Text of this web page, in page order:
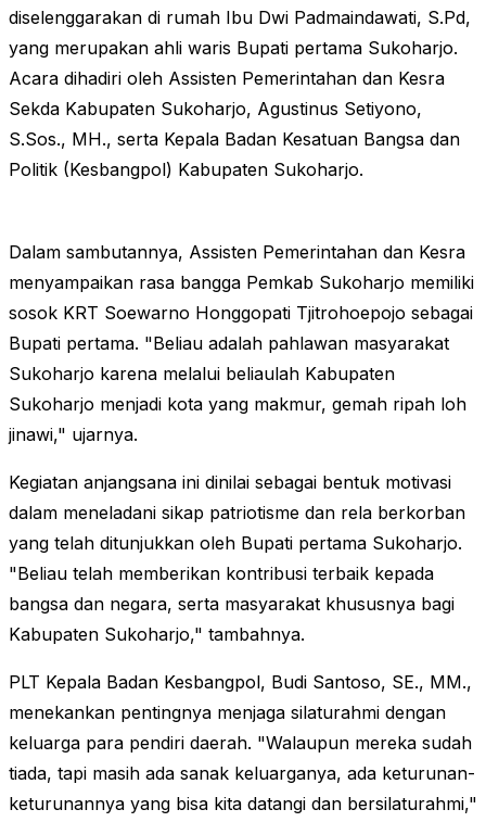
diselenggarakan di rumah Ibu Dwi Padmaindawati, S.Pd,
yang merupakan ahli waris Bupati pertama Sukoharjo.
Acara dihadiri oleh Assisten Pemerintahan dan Kesra
Sekda Kabupaten Sukoharjo, Agustinus Setiyono,
S.Sos., MH., serta Kepala Badan Kesatuan Bangsa dan
Politik (Kesbangpol) Kabupaten Sukoharjo.
Dalam sambutannya, Assisten Pemerintahan dan Kesra
menyampaikan rasa bangga Pemkab Sukoharjo memiliki
sosok KRT Soewarno Honggopati Tjitrohoepojo sebagai
Bupati pertama. "Beliau adalah pahlawan masyarakat
Sukoharjo karena melalui beliaulah Kabupaten
Sukoharjo menjadi kota yang makmur, gemah ripah loh
jinawi," ujarnya.
Kegiatan anjangsana ini dinilai sebagai bentuk motivasi
dalam meneladani sikap patriotisme dan rela berkorban
yang telah ditunjukkan oleh Bupati pertama Sukoharjo.
"Beliau telah memberikan kontribusi terbaik kepada
bangsa dan negara, serta masyarakat khususnya bagi
Kabupaten Sukoharjo," tambahnya.
PLT Kepala Badan Kesbangpol, Budi Santoso, SE., MM.,
menekankan pentingnya menjaga silaturahmi dengan
keluarga para pendiri daerah. "Walaupun mereka sudah
tiada, tapi masih ada sanak keluarganya, ada keturunan-
keturunannya yang bisa kita datangi dan bersilaturahmi,"